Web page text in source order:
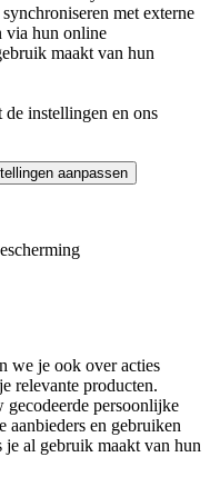
met externe
via hun online
maakt van hun
instellingen en ons
aanpassen
we je ook over acties
relevante producten.
persoonlijke
aanbieders en gebruiken
je al gebruik maakt van hun